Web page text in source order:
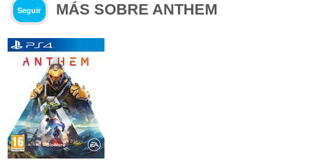
Seguir MÁS SOBRE ANTHEM